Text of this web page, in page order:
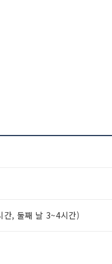
, 둘째 날 3~4시간)